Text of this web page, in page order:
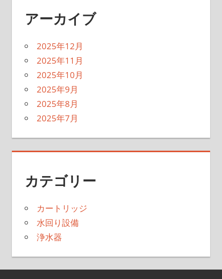
アーカイブ
2025年12月
2025年11月
2025年10月
2025年9月
2025年8月
2025年7月
カテゴリー
カートリッジ
水回り設備
浄水器